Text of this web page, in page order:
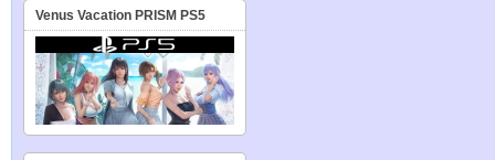
Venus Vacation PRISM PS5